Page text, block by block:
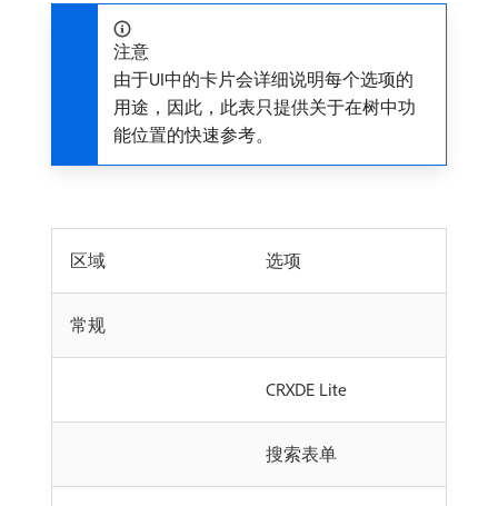
注意
由于UI中的卡片会详细说明每个选项的
用途，因此，此表只提供关于在树中功
能位置的快速参考。
区域 选项
常规
CRXDE Lite
搜索表单